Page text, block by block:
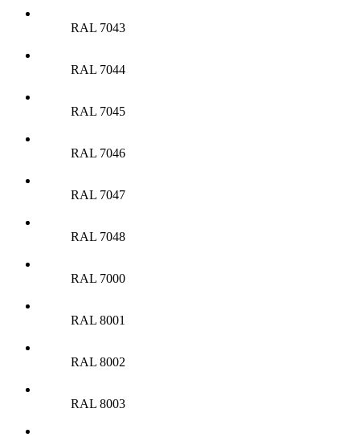
RAL 7043
RAL 7044
RAL 7045
RAL 7046
RAL 7047
RAL 7048
RAL 7000
RAL 8001
RAL 8002
RAL 8003